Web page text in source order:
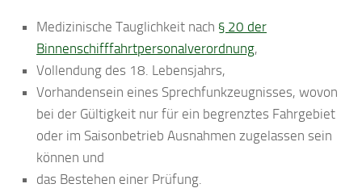
Medizinische Tauglichkeit nach § 20 der
Binnenschifffahrtpersonalverordnung,
Vollendung des 18. Lebensjahrs,
Vorhandensein eines Sprechfunkzeugnisses, wovon
bei der Gültigkeit nur für ein begrenztes Fahrgebiet
oder im Saisonbetrieb Ausnahmen zugelassen sein
können und
das Bestehen einer Prüfung.